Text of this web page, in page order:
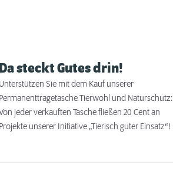
Da steckt Gutes drin!
Unterstützen Sie mit dem Kauf unserer
Permanenttragetasche Tierwohl und Naturschutz:
jeder verkauften Tasche fließen 20 Cent an
Projekte unserer Initiative „Tierisch guter Einsatz“!